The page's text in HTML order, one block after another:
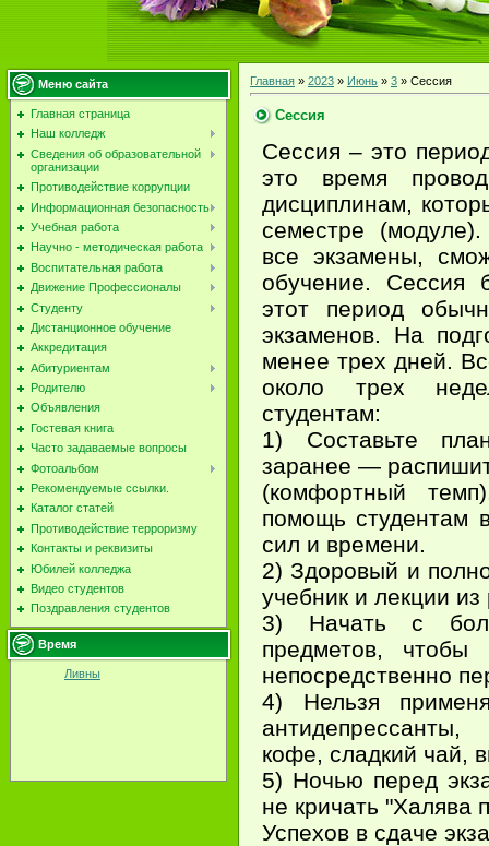
Меню сайта
Главная страница
Наш колледж
Сведения об образовательной
организации
Противодействие коррупции
Информационная безопасность
Учебная работа
Научно - методическая работа
Воспитательная работа
Движение Профессионалы
Студенту
Дистанционное обучение
Аккредитация
Абитуриентам
Родителю
Объявления
Гостевая книга
Часто задаваемые вопросы
Фотоальбом
Рекомендуемые ссылки.
Каталог статей
Противодействие терроризму
Контакты и реквизиты
Юбилей колледжа
Видео студентов
Поздравления студентов
Время
Ливны
Главная » 2023 » Июнь » 3 » Сессия
Сессия
Сессия – это
это время
дисциплинам,
семестре
все экзамены,
обучение. Сессия
этот период
экзаменов. На
менее трех дней.
около трех
студентам:
1) Составьте
заранее —
(комфортный
помощь студентам
сил и времени.
2) Здоровый и
учебник и лекции из
3) Начать с
предметов,
непосредственно
4) Нельзя
кофе, сладкий чай,
5) Ночью перед
не кричать "Халява
Успехов в сдаче